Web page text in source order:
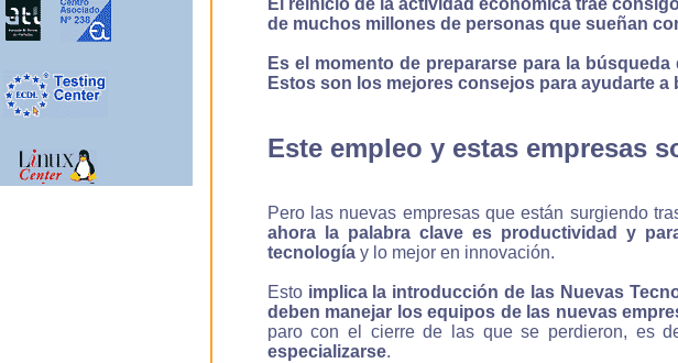
El reinicio de la actividad económica trae
de muchos millones de personas que sueñan
Es el momento de prepararse para la
Estos son los mejores consejos para ayudarte
Este empleo y estas empresas
Pero las nuevas empresas que están surgiendo
ahora la palabra clave es productividad y
tecnologíay lo mejor en innovación.
Esto implica la introducción de las Nuevas
deben manejar los equipos de las nuevas
paro con el cierre de las que se perdieron, es
especializarse.